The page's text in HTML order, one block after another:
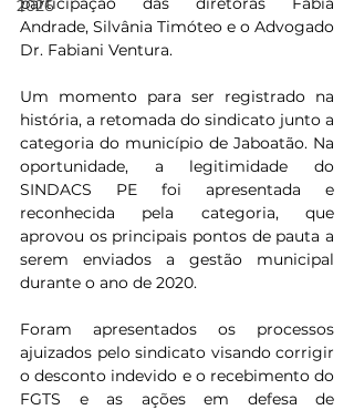
2026
Andrade, Silvânia Timóteo e o Advogado
Dr. Fabiani Ventura.
Um momento para ser registrado na
história, a retomada do sindicato junto a
categoria do município de Jaboatão. Na
oportunidade, a legitimidade do
SINDACS PE foi apresentada e
reconhecida pela categoria, que
aprovou os principais pontos de pauta a
serem enviados a gestão municipal
durante o ano de 2020.
Foram apresentados os processos
ajuizados pelo sindicato visando corrigir
o desconto indevido e o recebimento do
FGTS e as ações em defesa de